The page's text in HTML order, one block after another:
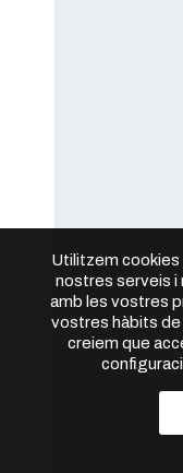
Utilitzem cookies
nostres serveis i
amb les vostres
vostres hàbits de
creiem que